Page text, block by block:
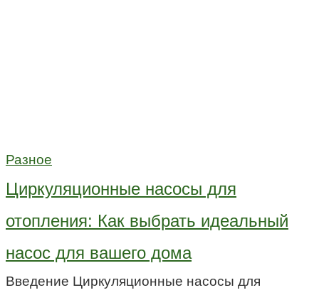
Разное
Циркуляционные насосы для
отопления: Как выбрать идеальный
насос для вашего дома
Введение Циркуляционные насосы для